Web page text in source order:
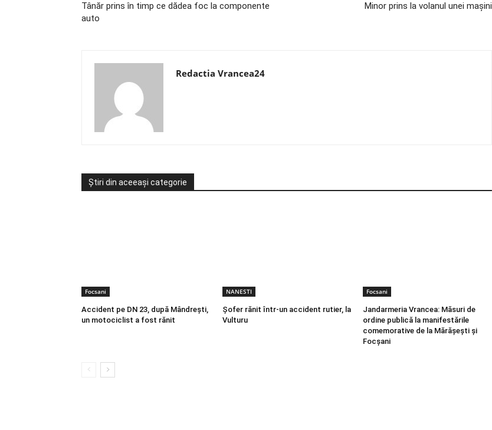
Tânăr prins în timp ce dădea foc la componente
auto
Minor prins la volanul unei mașini
Redactia Vrancea24
Știri din aceeași categorie
Focsani
Accident pe DN 23, după Mândrești,
un motociclist a fost rănit
NANESTI
Șofer rănit într-un accident rutier, la
Vulturu
Focsani
Jandarmeria Vrancea: Măsuri de
ordine publică la manifestările
comemorative de la Mărășești și
Focșani